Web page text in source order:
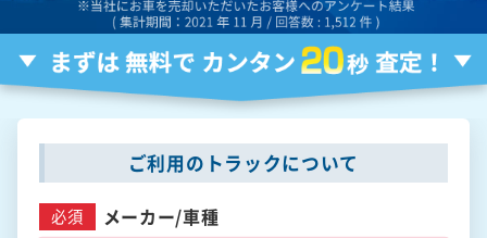
ご利用のトラックについて
必須 メーカー/車種